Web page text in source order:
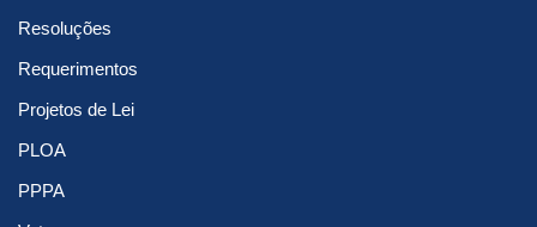
Resoluções
Requerimentos
Projetos de Lei
PLOA
PPPA